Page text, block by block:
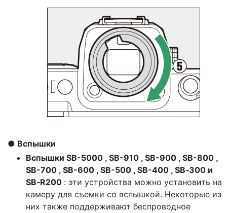
Вспышки
Вспышки SB-5000 , SB-910 , SB-900 , SB-800 ,
SB-700 , SB-600 , SB-500 , SB-400 , SB‑300 и
SB‑R200 : эти устройства можно установить на
камеру для съемки со вспышкой. Некоторые из
них также поддерживают беспроводное